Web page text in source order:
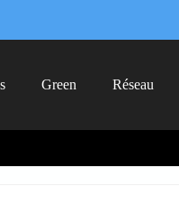
Green Réseau